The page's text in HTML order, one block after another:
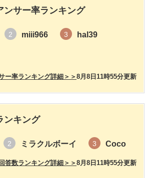
ンサー率ランキング
2 miii966 3 hal39
8月8日11時55分更新
ー率ランキング詳細＞＞
ンキング
2 ミラクルボーイ 3 Coco
8月8日11時55分更新
答数ランキング詳細＞＞